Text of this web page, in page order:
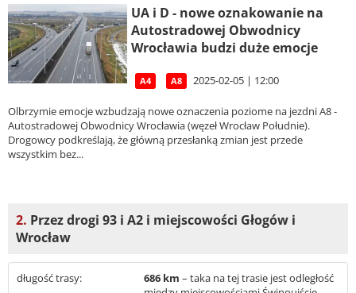
UA i D - nowe oznakowanie na
Autostradowej Obwodnicy
Wrocławia budzi duże emocje
A4 A8 2025-02-05 | 12:00
Olbrzymie emocje wzbudzają nowe oznaczenia poziome na jezdni A8 -
Autostradowej Obwodnicy Wrocławia (węzeł Wrocław Południe).
Drogowcy podkreślają, że główną przesłanką zmian jest przede
wszystkim bez...
2. Przez drogi 93 i A2 i miejscowości Głogów i
Wrocław
długość trasy: 686 km – taka na tej trasie jest odległość